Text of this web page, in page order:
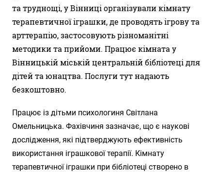
та труднощі, у Вінниці організували кімнату
терапевтичної іграшки, де проводять ігрову та
арттерапію, застосовують різноманітні
методики та прийоми. Працює кімната у
Вінницькій міській центральній бібліотеці для
дітей та юнацтва. Послуги тут надають
безкоштовно.
Працює із дітьми психологиня Світлана
Омельницька. Фахівчиня зазначає, що є наукові
дослідження, які підтверджують ефективність
використання іграшкової терапії. Кімнату
терапевтичної іграшки при бібліотеці створено в